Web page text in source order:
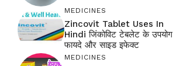
MEDICINES
Zincovit Tablet Uses In
Hindi जिंकोविट टेबलेट के उपयोग
फायदे और साइड इफेक्ट
MEDICINES